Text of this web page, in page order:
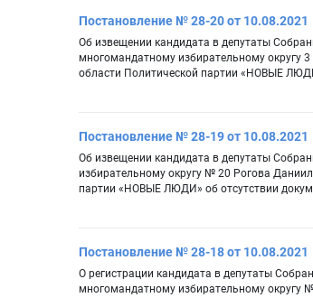
Постановление № 28-20 от 10.08.2021
Об извещении кандидата в депутаты
многомандатному избирательному округу
области Политической партии «НОВЫЕ
Постановление № 28-19 от 10.08.2021
Об извещении кандидата в депутаты
избирательному округу № 20 Рогова
партии «НОВЫЕ ЛЮДИ» об отсутствии
Постановление № 28-18 от 10.08.2021
О регистрации кандидата в депутаты
многомандатному избирательному округу